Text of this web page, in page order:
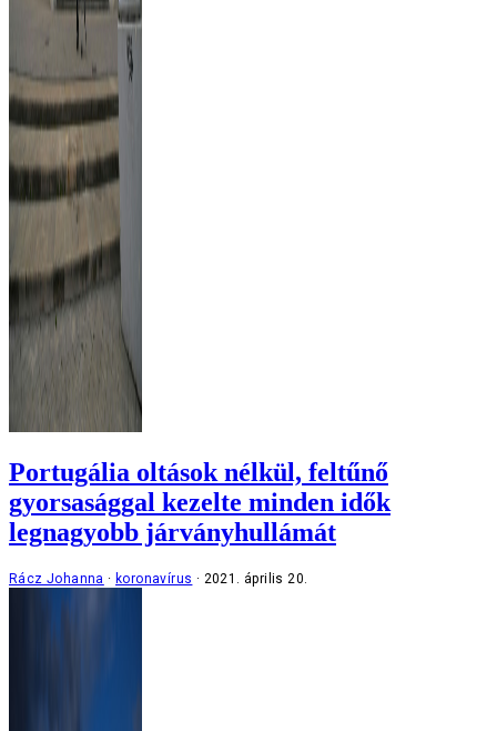
Portugália oltások nélkül, feltűnő
gyorsasággal kezelte minden idők
legnagyobb járványhullámát
Rácz Johanna koronavírus 2021. április 20.